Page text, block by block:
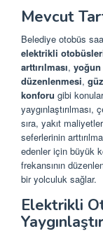
Mevcut
Belediye otobüs
elektrikli
arttırılması, yoğun
düzenlenmesi,
konforu gibi
sıra, yakıt
seferlerinin
edenler için büyük
frekansının
bir yolculuk sağlar.
Elektrikli